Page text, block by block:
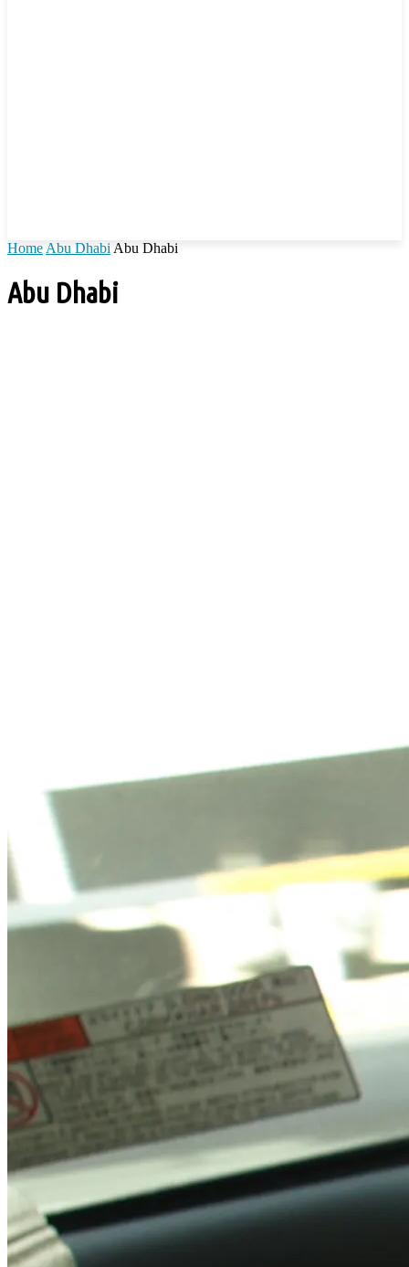
Home Abu Dhabi Abu Dhabi
Abu Dhabi